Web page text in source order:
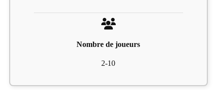
Nombre de joueurs
2-10